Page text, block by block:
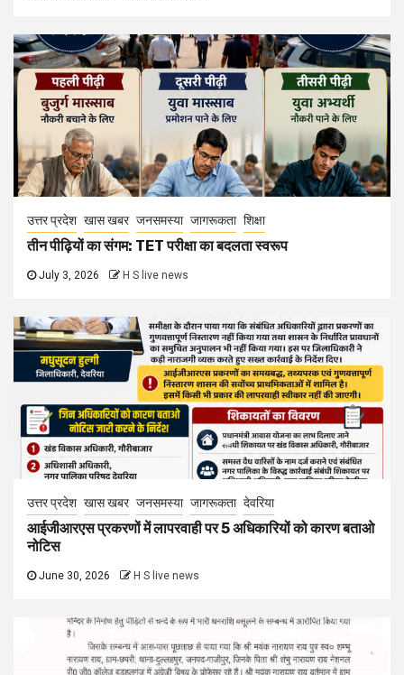
उत्तर प्रदेश खास खबर जनसमस्या जागरूकता शिक्षा
तीन पीढ़ियों का संगम: TET परीक्षा का बदलता स्वरूप
July 3, 2026 H S live news
उत्तर प्रदेश खास खबर जनसमस्या जागरूकता देवरिया
आईजीआरएस प्रकरणों में लापरवाही पर 5 अधिकारियों को कारण बताओ
नोटिस
June 30, 2026 H S live news